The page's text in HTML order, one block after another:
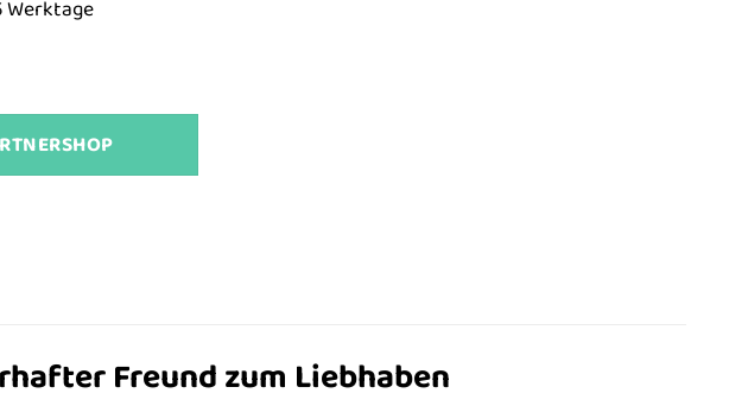
Werktage
Freund zum Liebhaben